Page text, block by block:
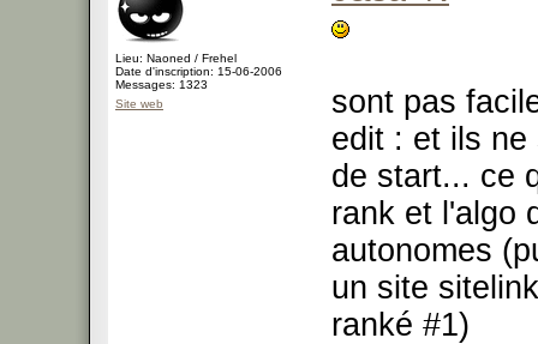
Lieu: Naoned / Frehel
Date d'inscription: 15-06-2006
Messages: 1323
Site web
sont pas
edit : et ils ne
de start... ce
rank et l'algo
autonomes
un site
ranké #1)